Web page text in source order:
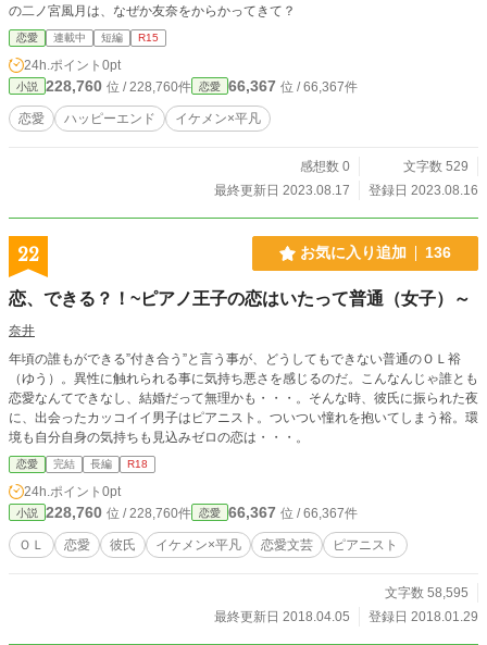
の二ノ宮風月は、なぜか友奈をからかってきて？
恋愛 連載中 短編 R15
24h.ポイント 0pt
小説 228,760 位 / 228,760件 恋愛 66,367 位 / 66,367件
恋愛 ハッピーエンド イケメン×平凡
感想数 0
文字数 529
最終更新日 2023.08.17
登録日 2023.08.16
22 お気に入り追加 136
恋、できる？！~ピアノ王子の恋はいたって普通（女子）～
奈井
年頃の誰もができる”付き合う”と言う事が、どうしてもできない普通のＯＬ裕
（ゆう）。異性に触れられる事に気持ち悪さを感じるのだ。こんなんじゃ誰とも
恋愛なんてできなし、結婚だって無理かも・・・。そんな時、彼氏に振られた夜
に、出会ったカッコイイ男子はピアニスト。ついつい憧れを抱いてしまう裕。環
境も自分自身の気持ちも見込みゼロの恋は・・・。
恋愛 完結 長編 R18
24h.ポイント 0pt
小説 228,760 位 / 228,760件 恋愛 66,367 位 / 66,367件
ＯＬ 恋愛 彼氏 イケメン×平凡 恋愛文芸 ピアニスト
文字数 58,595
最終更新日 2018.04.05
登録日 2018.01.29